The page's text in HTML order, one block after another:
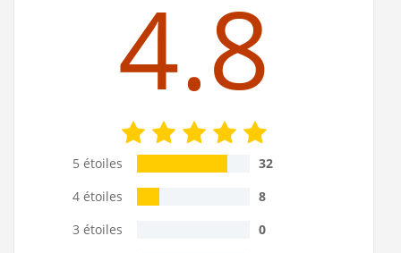
4.8
5 étoiles
32
4 étoiles
8
3 étoiles
0